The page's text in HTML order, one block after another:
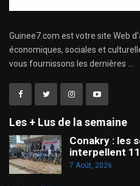
Guinee7.com est votre site Web
économiques, sociales et
vous fournissons les dernières ...
Les + Lus de la semaine
Conakry : les
interpellent
7 Août, 2026